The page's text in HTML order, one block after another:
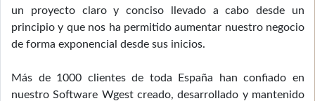
un proyecto claro y conciso llevado a cabo desde un
principio y que nos ha permitido aumentar nuestro negocio
de forma exponencial desde sus inicios.
Más de 1000 clientes de toda España han confiado en
nuestro Software Wgest creado, desarrollado y mantenido